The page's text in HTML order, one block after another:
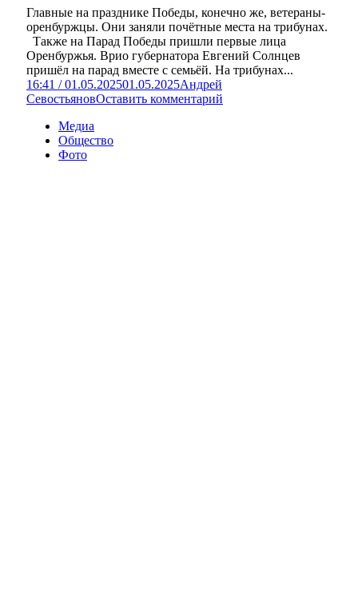
Главные на празднике Победы, конечно же, ветераны-
оренбуржцы. Они заняли почётные места на трибунах.
Также на Парад Победы пришли первые лица
Оренбуржья. Врио губернатора Евгений Солнцев
пришёл на парад вместе с семьёй. На трибунах...
16:41 / 01.05.202501.05.2025Андрей
СевостьяновОставить комментарий
Медиа
Общество
Фото